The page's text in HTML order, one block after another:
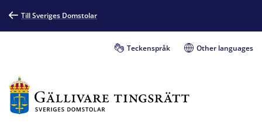
Till Sveriges Domstolar
Teckenspråk Other languages